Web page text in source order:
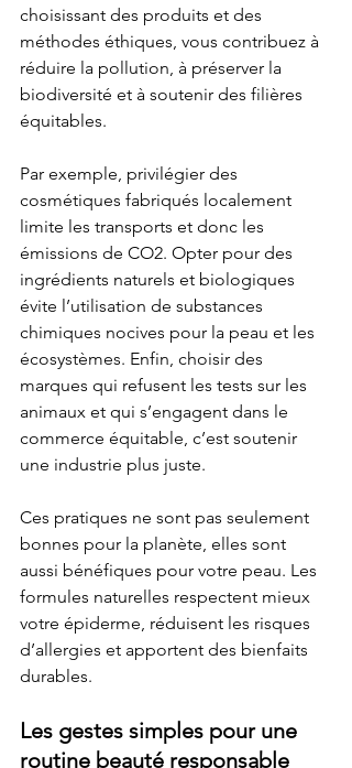
choisissant des produits et des
méthodes éthiques, vous contribuez à
réduire la pollution, à préserver la
biodiversité et à soutenir des filières
équitables.
Par exemple, privilégier des
cosmétiques fabriqués localement
limite les transports et donc les
émissions de CO2. Opter pour des
ingrédients naturels et biologiques
évite l’utilisation de substances
chimiques nocives pour la peau et les
écosystèmes. Enfin, choisir des
marques qui refusent les tests sur les
animaux et qui s’engagent dans le
commerce équitable, c’est soutenir
une industrie plus juste.
Ces pratiques ne sont pas seulement
bonnes pour la planète, elles sont
aussi bénéfiques pour votre peau. Les
formules naturelles respectent mieux
votre épiderme, réduisent les risques
d’allergies et apportent des bienfaits
durables.
Les gestes simples pour une
routine beauté responsable